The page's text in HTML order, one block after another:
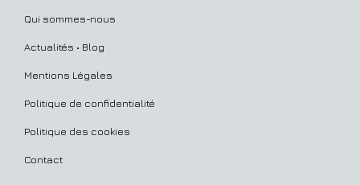
Qui sommes-nous
Actualités • Blog
Mentions Légales
Politique de confidentialité
Politique des cookies
Contact